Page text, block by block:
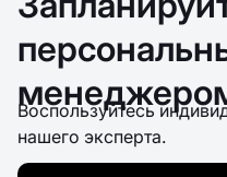
Воспользуйтесь
нашего эксперта.